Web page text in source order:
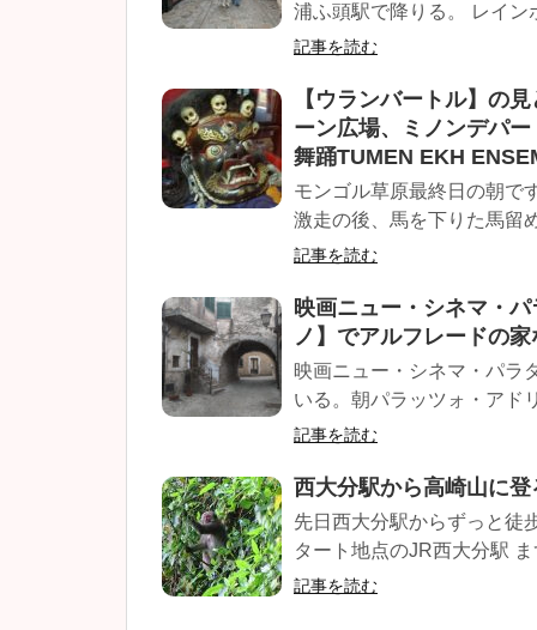
浦ふ頭駅で降りる。 レイ
記事を読む
【ウランバートル】の
ーン広場、ミノンデパ
舞踊TUMEN EKH
モンゴル草原最終日の朝で
激走の後、馬を下りた馬留
記事を読む
映画ニュー・シネマ・
ノ】でアルフレードの
映画ニュー・シネマ・パラ
いる。朝パラッツォ・アド
記事を読む
西大分駅から高崎山に
先日西大分駅からずっと徒
タート地点のJR西大分駅
記事を読む